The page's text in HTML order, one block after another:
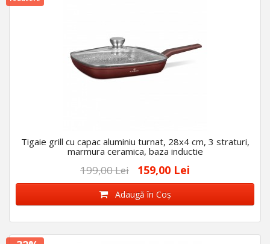
Tigaie grill cu capac aluminiu turnat, 28x4 cm, 3 straturi,
marmura ceramica, baza inductie
199,00 Lei 159,00 Lei
Adaugă în Coş